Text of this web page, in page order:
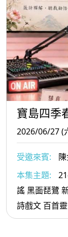
寶島四季
2026/06/27 (
受邀來賓:
本集主題:
謠 黑面琵鷺
詩戲文 百首